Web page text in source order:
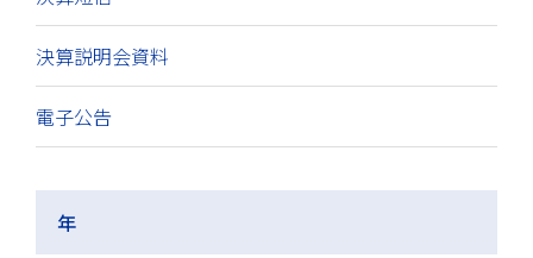
決算説明会資料
電子公告
年